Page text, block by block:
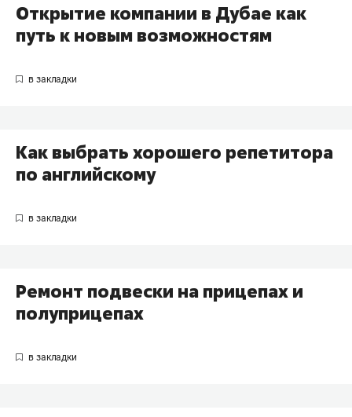
Открытие компании в Дубае как
путь к новым возможностям
Как выбрать хорошего репетитора
по английскому
Ремонт подвески на прицепах и
полуприцепах